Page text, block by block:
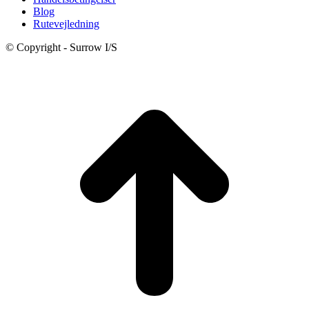
Blog
Rutevejledning
© Copyright - Surrow I/S